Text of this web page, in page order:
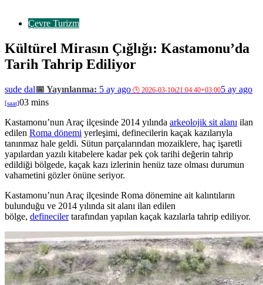
Çevre Turizm
Kültürel Mirasın Çığlığı: Kastamonu’da
Tarih Tahrip Ediliyor
sude dal 5 ay ago
5 ay ago
03 mins
Kastamonu’nun Araç ilçesinde 2014 yılında arkeolojik sit alanı ilan
edilen Roma dönemi yerleşimi, definecilerin kaçak kazılarıyla
tanınmaz hale geldi. Sütun parçalarından mozaiklere, haç işaretli
yapılardan yazılı kitabelere kadar pek çok tarihi değerin tahrip
edildiği bölgede, kaçak kazı izlerinin henüz taze olması durumun
vahametini gözler önüne seriyor.
Kastamonu’nun Araç ilçesinde Roma dönemine ait kalıntıların
bulunduğu ve 2014 yılında sit alanı ilan edilen
bölge, definecilertarafından yapılan kaçak kazılarla tahrip ediliyor.